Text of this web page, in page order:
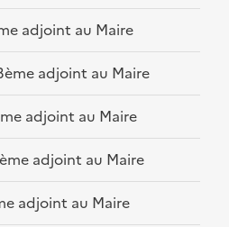
adjoint au Maire
adjoint au Maire
adjoint au Maire
adjoint au Maire
adjoint au Maire